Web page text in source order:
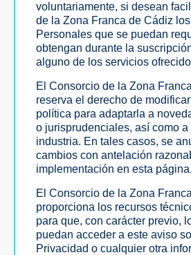
voluntariamente, si desean
de la Zona Franca de Cádiz
Personales que se puedan
obtengan durante la
alguno de los servicios
El Consorcio de la Zona
reserva el derecho de
política para adaptarla a
o jurisprudenciales, así como a
industria. En tales casos, se
cambios con antelación
implementación en esta página.
El Consorcio de la Zona
proporciona los recursos
para que, con carácter previo,
puedan acceder a este aviso
Privacidad o cualquier otra